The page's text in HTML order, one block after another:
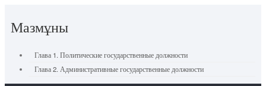
Мазмұны
Глава 1. Политические государственные должности
Глава 2. Административные государственные должности